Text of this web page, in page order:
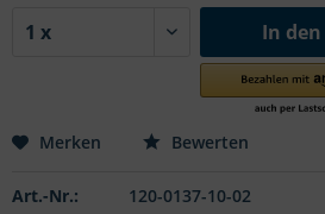
In den
Merken Bewerten
Art.-Nr.: 120-0137-10-02